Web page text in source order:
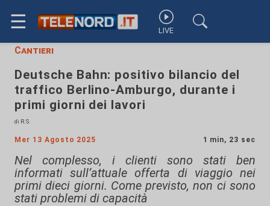
☰ LIVE
Cantieri
Deutsche Bahn: positivo bilancio del
traffico Berlino-Amburgo, durante i
primi giorni dei lavori
di R.S.
Mer 13 Agosto 2025 1 min, 23 sec
Nel complesso, i clienti sono stati ben
informati sull’attuale offerta di viaggio nei
primi dieci giorni. Come previsto, non ci sono
stati problemi di capacità